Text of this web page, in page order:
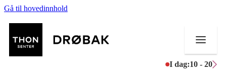
Gå til hovedinnhold
I dag:10 - 20